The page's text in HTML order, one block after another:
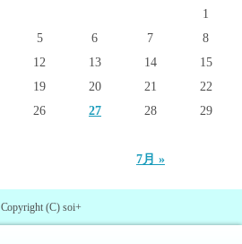
7月 »
1
5 6 7
8
12 13 14
15
19 20 21
22
26 27 28
29
Copyright (C) soi+